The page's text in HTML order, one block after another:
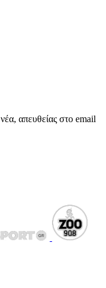
απευθείας στο email